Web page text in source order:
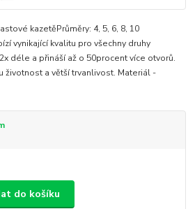
kazetěPrůměry: 4, 5, 6, 8, 10
vynikající kvalitu pro všechny druhy
déle a přináší až o 50procent více otvorů.
životnost a větší trvanlivost. Materiál -
do košíku